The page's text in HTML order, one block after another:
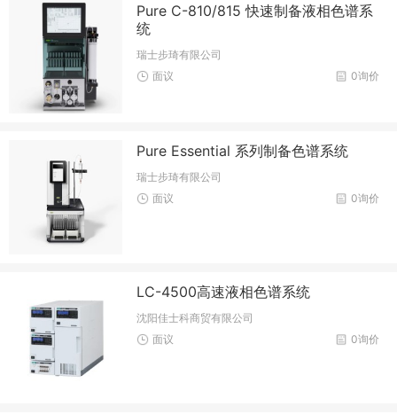
Pure C-810/815 快速制备液相色谱系
统
瑞士步琦有限公司
0询价
面议
Pure Essential 系列制备色谱系统
瑞士步琦有限公司
0询价
面议
LC-4500高速液相色谱系统
沈阳佳士科商贸有限公司
0询价
面议